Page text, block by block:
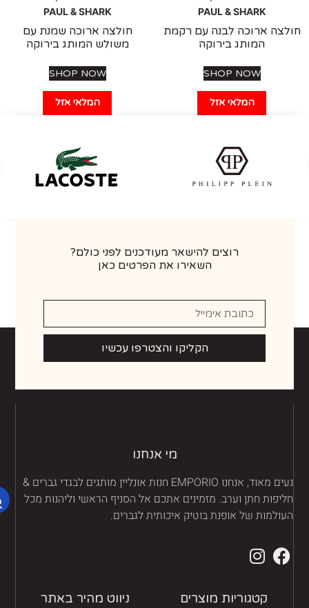
המלאי אזל
PAUL & SHARK
ארוכה לבנה עם רקמת
המותג בירוקה
SHOP NOW
המלאי אזל
PAUL & SHARK
חולצה ארוכה שמנת עם
משולש המותג בירוקה
SHOP NOW
רוצים להישאר מעודכנים לפני כולם?
השאירו את הפרטים כאן
הקליקו והצטרפו עכשיו
מי אנחנו
נעים מאוד, אנחנו EMPORIO חנות אונליין מותגים לבגדי גברים &
חתן וערב. מזמינים אתכם אל הסניף הראשי וליהנות מכל
של אופנת בוטיק איכותית לגברים.
קטגוריות מוצרים
ניווט מהיר באתר